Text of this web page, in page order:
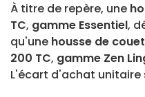
À titre de repère, une
TC, gamme Essentiel,
qu'une housse de
200 TC, gamme Zen
L'écart d'achat unitaire